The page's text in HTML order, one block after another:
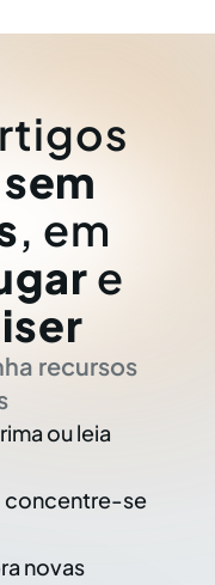
sem
, em
e
recursos
ou leia
concentre-se
novas